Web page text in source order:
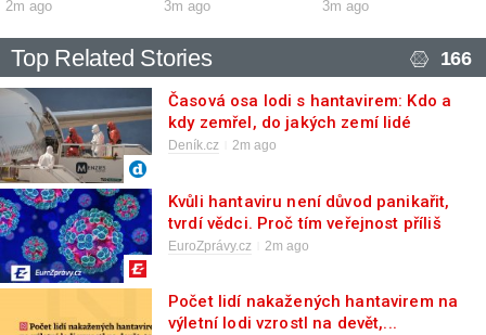
2m ago
3m ago
3m ago
Top Related Stories 166
Časová osa lodi s hantavirem: Kdo a
kdy zemřel, do jakých zemí lidé
odletěli
Deník.cz 2m ago
Kvůli hantaviru není důvod panikařit,
tvrdí vědci. Proč tím veřejnost příliš
neuklidňují?
EuroZprávy.cz 2m ago
Počet lidí nakažených hantavirem na
výletní lodi vzrostl na devět,...